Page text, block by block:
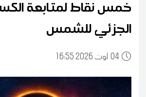
خمس نقاط لمتابعة
الجزئي للشمس
0416:55 2026 أوت